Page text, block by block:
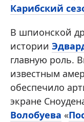
Карибский
В шпионской
истории
главную роль.
известным
обеспечило
экране
Волобуева «